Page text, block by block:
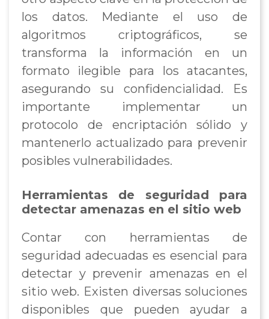
los datos. Mediante el uso de
algoritmos criptográficos, se
transforma la información en un
formato ilegible para los atacantes,
asegurando su confidencialidad. Es
importante implementar un
protocolo de encriptación sólido y
mantenerlo actualizado para prevenir
posibles vulnerabilidades.
Herramientas de seguridad para
detectar amenazas en el sitio web
Contar con herramientas de
seguridad adecuadas es esencial para
detectar y prevenir amenazas en el
sitio web. Existen diversas soluciones
disponibles que pueden ayudar a